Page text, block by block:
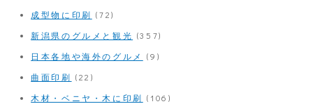
成型物に印刷 (72)
新潟県のグルメと観光 (357)
日本各地や海外のグルメ
(9)
曲面印刷 (22)
木材・ベニヤ・木に印刷 (106)